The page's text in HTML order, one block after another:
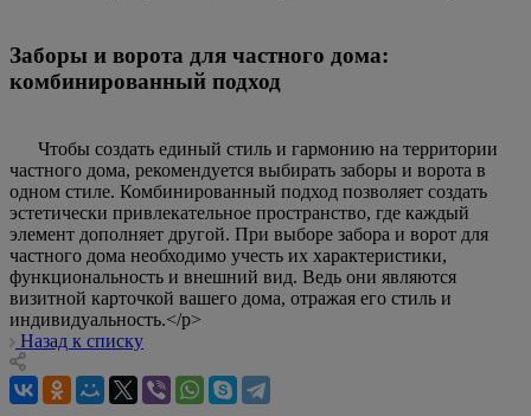
Заборы и ворота для частного дома:
комбинированный подход
Чтобы создать единый стиль и гармонию на территории
частного дома, рекомендуется выбирать заборы и ворота в
одном стиле. Комбинированный подход позволяет создать
эстетически привлекательное пространство, где каждый
элемент дополняет другой. При выборе забора и ворот для
частного дома необходимо учесть их характеристики,
функциональность и внешний вид. Ведь они являются
визитной карточкой вашего дома, отражая его стиль и
индивидуальность.</p>
Назад к списку